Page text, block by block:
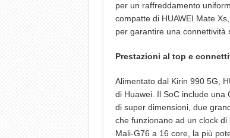
per un raffreddamento
compatte di HUAWEI Mate
per garantire una connettività
Prestazioni al top e
Alimentato dal Kirin 990 5G,
di Huawei. Il SoC include una
di super dimensioni, due
che funzionano ad un clock di
Mali-G76 a 16 core, la più